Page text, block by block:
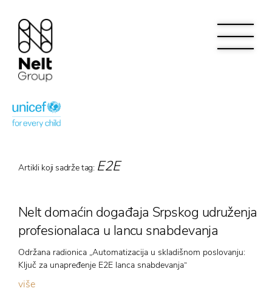
Artikli koji sadrže tag: E2E
Nelt domaćin događaja Srpskog udruženja
profesionalaca u lancu snabdevanja
Održana radionica „Automatizacija u skladišnom poslovanju:
Ključ za unapređenje E2E lanca snabdevanja“
više